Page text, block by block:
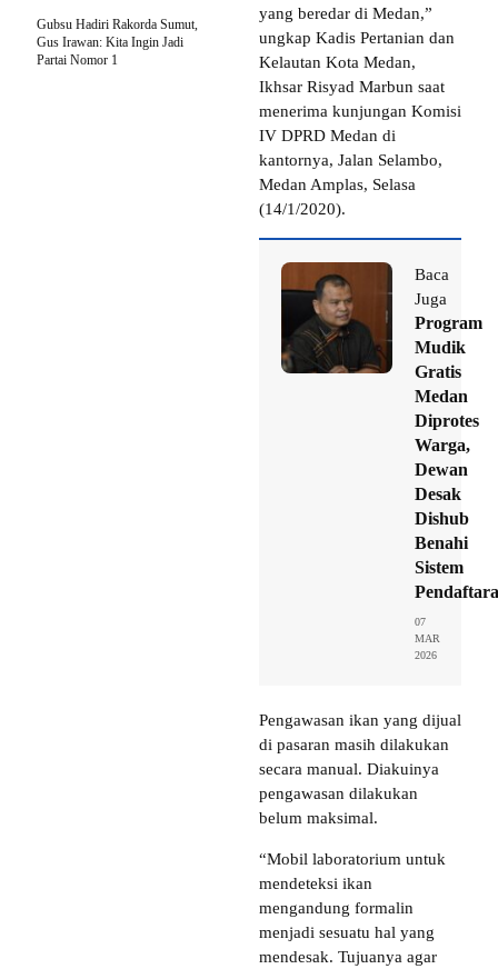
yang beredar di Medan,”
ungkap Kadis Pertanian dan
Kelautan Kota Medan,
Ikhsar Risyad Marbun saat
menerima kunjungan Komisi
IV DPRD Medan di
kantornya, Jalan Selambo,
Medan Amplas, Selasa
(14/1/2020).
Baca
Juga
Program
Mudik
Gratis
Medan
Diprotes
Warga,
Dewan
Desak
Dishub
Benahi
Sistem
07
MAR
2026
Pengawasan ikan yang dijual
di pasaran masih dilakukan
secara manual. Diakuinya
pengawasan dilakukan
belum maksimal.
“Mobil laboratorium untuk
mendeteksi ikan
mengandung formalin
menjadi sesuatu hal yang
mendesak. Tujuanya agar
Gubsu Hadiri Rakorda Sumut,
Gus Irawan: Kita Ingin Jadi
Partai Nomor 1